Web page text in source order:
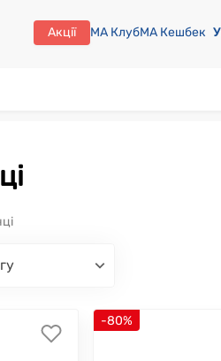
Акції МА КлубМА Кешбек
-80%